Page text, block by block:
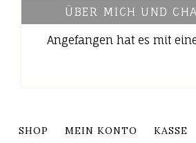
ÜBER MICH UND
Angefangen hat es mit
SHOP MEIN KONTO KASSE